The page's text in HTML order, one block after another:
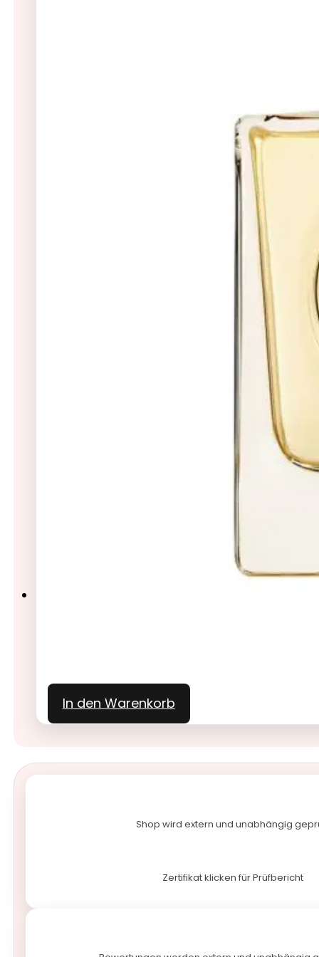
In den Warenkorb
Shop wird extern und unabhängig
Zertifikat klicken für Prüfbericht